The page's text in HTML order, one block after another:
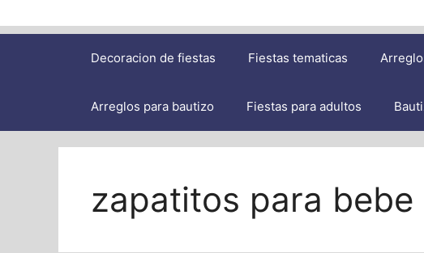
Decoracion de fiestas Fiestas tematicas
Arreglos para bautizo Fiestas para adultos
zapatitos para